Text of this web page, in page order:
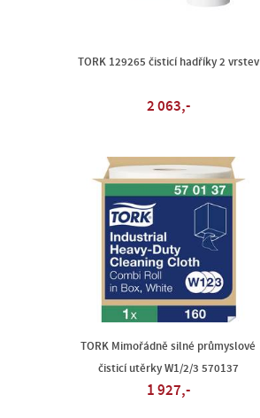
TORK 129265 čisticí hadříky 2 vrstev
2 063,-
TORK Mimořádně silné průmyslové
čisticí utěrky W1/2/3 570137
1 927,-